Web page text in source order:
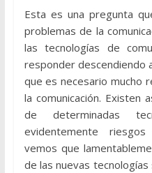
Esta es una pregunta
problemas de la
las tecnologías de
responder descendiendo
que es necesario mucho
la comunicación. Existen
de determinadas
evidentemente
vemos que
de las nuevas